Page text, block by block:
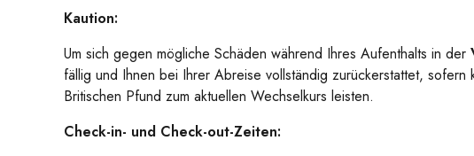
Kaution:
Um sich gegen mögliche Schäden während Ihres Aufenthalts in der
fällig und Ihnen bei Ihrer Abreise vollständig zurückerstattet,
Britischen Pfund zum aktuellen Wechselkurs leisten.
Check-in- und Check-out-Zeiten: